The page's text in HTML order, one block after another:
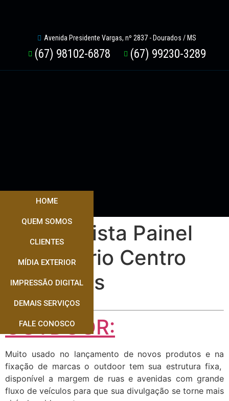
Avenida Presidente Vargas, nº 2837 - Dourados / MS
(67) 98102-6878 (67) 99230-3289
HOME
QUEM SOMOS
CLIENTES
MÍDIA EXTERIOR
IMPRESSÃO DIGITAL
DEMAIS SERVIÇOS
FALE CONOSCO
Especialista Painel
Rodoviário Centro
Dourados
OUTDOOR:
Muito usado no lançamento de novos produtos e na
fixação de marcas o outdoor tem sua estrutura fixa,
disponível a margem de ruas e avenidas com grande
fluxo de veículos para que sua divulgação se torne mais